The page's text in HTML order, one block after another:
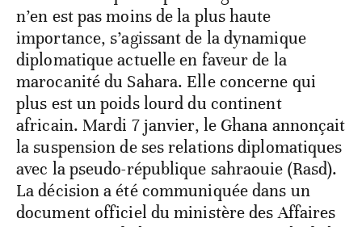
n’en est pas moins de la plus haute
importance, s’agissant de la dynamique
diplomatique actuelle en faveur de la
marocanité du Sahara. Elle concerne qui
plus est un poids lourd du continent
africain. Mardi 7 janvier, le Ghana annonçait
la suspension de ses relations diplomatiques
avec la pseudo-république sahraouie (Rasd).
La décision a été communiquée dans un
document officiel du ministère des Affaires